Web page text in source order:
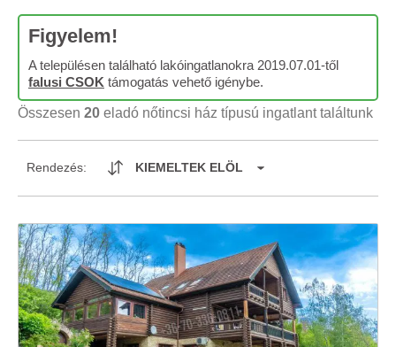
Figyelem!
A településen található lakóingatlanokra 2019.07.01-től
falusi CSOK támogatás vehető igénybe.
Összesen 20 eladó nőtincsi ház típusú ingatlant találtunk
Rendezés: KIEMELTEK ELÖL